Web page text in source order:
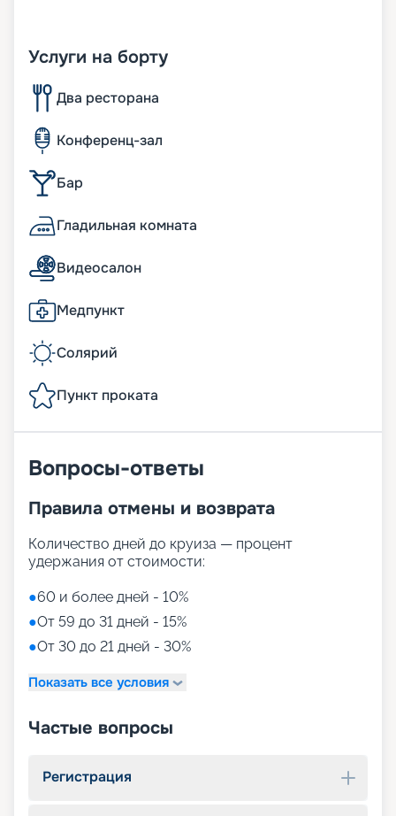
Услуги на борту
Два ресторана
Конференц-зал
Бар
Гладильная комната
Видеосалон
Медпункт
Солярий
Пункт проката
Вопросы-ответы
Правила отмены и возврата
Количество дней до круиза — процент
удержания от стоимости:
●60 и более дней - 10%
●От 59 до 31 дней - 15%
●От 30 до 21 дней - 30%
Показать все условия
Частые вопросы
Регистрация